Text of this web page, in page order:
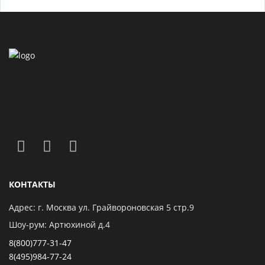
КОНТАКТЫ
Адрес: г. Москва ул. Грайвороновская 5 стр.9
Шоу-рум: Артюхиной д.4
8(800)777-31-47
8(495)984-77-24